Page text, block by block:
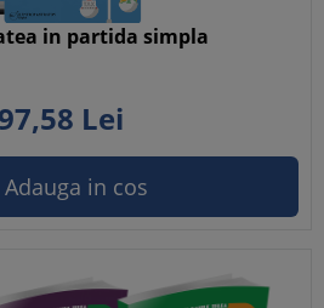
in partida simpla
58 Lei
Adauga in cos